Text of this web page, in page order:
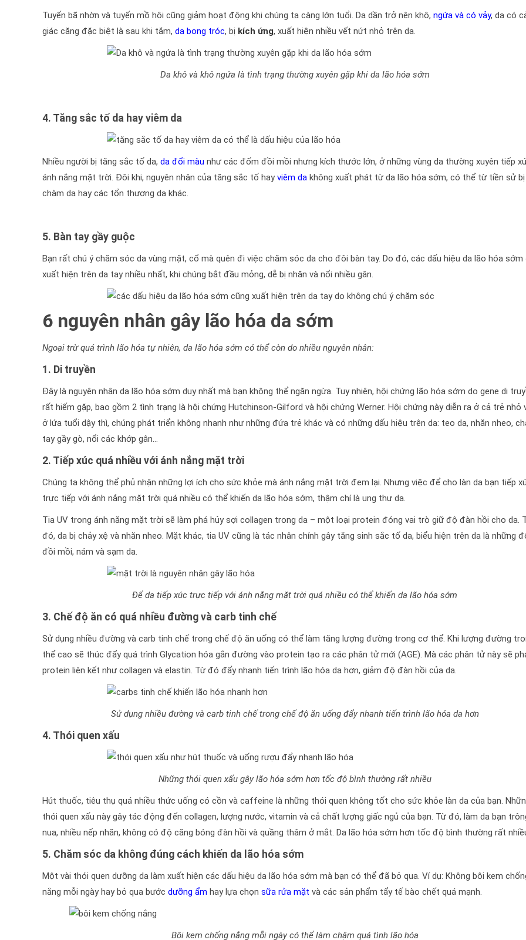
Tuyến bã nhờn và tuyến mồ hôi cũng giảm hoạt động khi chúng ta càng lớn tuổi. Da dần trở nên khô, ngứa và có vảy, da có
giác căng đặc biệt là sau khi tắm, da bong tróc, bị kích ứng, xuất hiện nhiều vết nứt nhỏ trên da.
Da khô và khô ngứa là tình trạng thường xuyên gặp khi da lão hóa sớm
4. Tăng sắc tố da hay viêm da
Nhiều người bị tăng sắc tố da, da đổi màu như các đốm đồi mồi nhưng kích thước lớn, ở những vùng da thường xuyên tiếp
ánh nắng mặt trời. Đôi khi, nguyên nhân của tăng sắc tố hayviêm da không xuất phát từ da lão hóa sớm, có thể từ tiền sử bị
chàm da hay các tổn thương da khác.
5. Bàn tay gầy guộc
Bạn rất chú ý chăm sóc da vùng mặt, cổ mà quên đi việc chăm sóc da cho đôi bàn tay. Do đó, các dấu hiệu da lão hóa sớm
xuất hiện trên da tay nhiều nhất, khi chúng bắt đầu mỏng, dễ bị nhăn và nổi nhiều gân.
6 nguyên nhân gây lão hóa da sớm
Ngoại trừ quá trình lão hóa tự nhiên, da lão hóa sớm có thể còn do nhiều nguyên nhân:
1. Di truyền
Đây là nguyên nhân da lão hóa sớm duy nhất mà bạn không thể ngăn ngừa. Tuy nhiên, hội chứng lão hóa sớm do gene di
rất hiếm gặp, bao gồm 2 tình trạng là hội chứng Hutchinson-Gilford và hội chứng Werner. Hội chứng này diễn ra ở cả trẻ nhỏ
ở lứa tuổi dậy thì, chúng phát triển không nhanh như những đứa trẻ khác và có những dấu hiệu trên da: teo da, nhăn nheo,
tay gầy gò, nổi các khớp gân…
2. Tiếp xúc quá nhiều với ánh nắng mặt trời
Chúng ta không thể phủ nhận những lợi ích cho sức khỏe mà ánh nắng mặt trời đem lại. Nhưng việc để cho làn da bạn tiếp
trực tiếp với ánh nắng mặt trời quá nhiều có thể khiến da lão hóa sớm, thậm chí là ung thư da.
Tia UV trong ánh nắng mặt trời sẽ làm phá hủy sợi collagen trong da – một loại protein đóng vai trò giữ độ đàn hồi cho da.
đó, da bị chảy xệ và nhăn nheo. Mặt khác, tia UV cũng là tác nhân chính gây tăng sinh sắc tố da, biểu hiện trên da là những
đồi mồi, nám và sạm da.
Để da tiếp xúc trực tiếp với ánh nắng mặt trời quá nhiều có thể khiến da lão hóa sớm
3. Chế độ ăn có quá nhiều đường và carb tinh chế
Sử dụng nhiều đường và carb tinh chế trong chế độ ăn uống có thể làm tăng lượng đường trong cơ thể. Khi lượng đường
thể cao sẽ thúc đẩy quá trình Glycation hóa gắn đường vào protein tạo ra các phân tử mới (AGE). Mà các phân tử này sẽ
protein liên kết như collagen và elastin. Từ đó đẩy nhanh tiến trình lão hóa da hơn, giảm độ đàn hồi của da.
Sử dụng nhiều đường và carb tinh chế trong chế độ ăn uống đẩy nhanh tiến trình lão hóa da hơn
4. Thói quen xấu
Những thói quen xấu gây lão hóa sớm hơn tốc độ bình thường rất nhiều
Hút thuốc, tiêu thụ quá nhiều thức uống có cồn và caffeine là những thói quen không tốt cho sức khỏe làn da của bạn.
thói quen xấu này gây tác động đến collagen, lượng nước, vitamin và cả chất lượng giấc ngủ của bạn. Từ đó, làm da bạn
nua, nhiều nếp nhăn, không có độ căng bóng đàn hồi và quầng thâm ở mắt. Da lão hóa sớm hơn tốc độ bình thường rất
5. Chăm sóc da không đúng cách khiến da lão hóa sớm
Một vài thói quen dưỡng da làm xuất hiện các dấu hiệu da lão hóa sớm mà bạn có thể đã bỏ qua. Ví dụ: Không bôi kem
nắng mỗi ngày hay bỏ qua bước dưỡng ẩm hay lựa chọn sữa rửa mặt và các sản phẩm tẩy tế bào chết quá mạnh.
Bôi kem chống nắng mỗi ngày có thể làm chậm quá tình lão hóa